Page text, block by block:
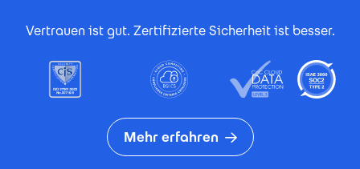
Vertrauen ist gut. Zertifizierte Sicherheit ist besser.
Mehr erfahren